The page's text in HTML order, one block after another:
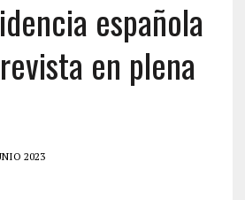
española
en plena
2023